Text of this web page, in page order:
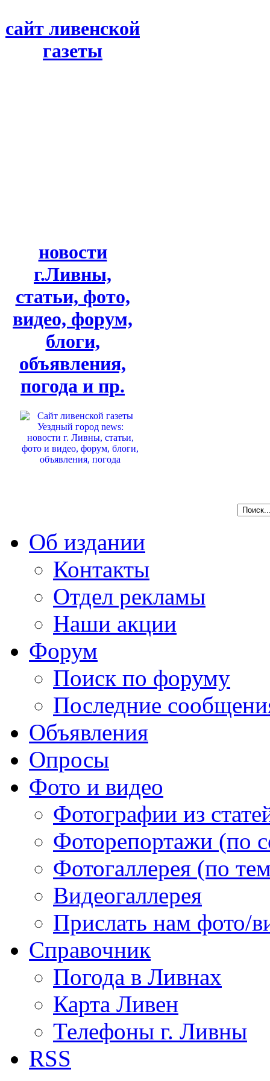
сайт ливенской
газеты
новости
г.Ливны,
статьи, фото,
видео, форум,
блоги,
объявления,
погода и пр.
Об издании
Контакты
Отдел рекламы
Наши акции
Форум
Поиск по форуму
Последние
Объявления
Опросы
Фото и видео
Фотографии из
Фоторепортажи (по
Фотогаллерея (по
Видеогаллерея
Прислать нам фото/
Справочник
Погода в Ливнах
Карта Ливен
Телефоны г. Ливны
RSS